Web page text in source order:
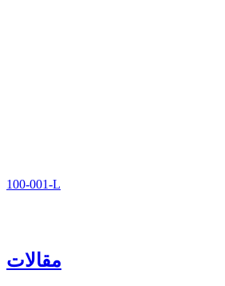
100-001-L
مقالات